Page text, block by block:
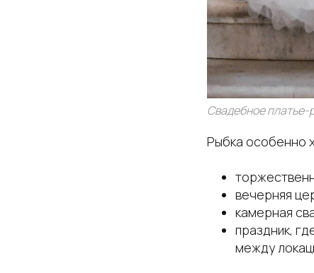
Свадебное платье-
Рыбка особенно
вечерняя
камерная
праздник,
между